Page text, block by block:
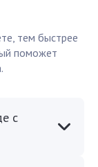
тем быстрее
поможет
с